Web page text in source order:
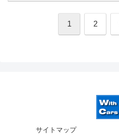
1 2
サイトマップ